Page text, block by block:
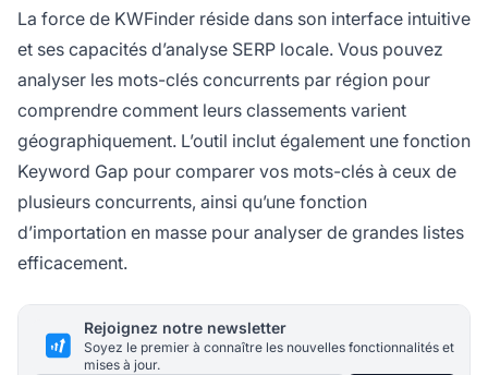
La force de KWFinder réside dans son interface intuitive
et ses capacités d’analyse SERP locale. Vous pouvez
analyser les mots-clés concurrents par région pour
comprendre comment leurs classements varient
géographiquement. L’outil inclut également une fonction
Keyword Gap pour comparer vos mots-clés à ceux de
plusieurs concurrents, ainsi qu’une fonction
d’importation en masse pour analyser de grandes listes
efficacement.
Rejoignez notre newsletter
Soyez le premier à connaître les nouvelles fonctionnalités et
mises à jour.